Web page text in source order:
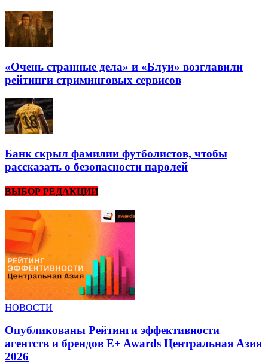
«Очень странные дела» и «Блуи» возглавили
рейтинги стриминговых сервисов
Банк скрыл фамилии футболистов, чтобы
рассказать о безопасности паролей
ВЫБОР РЕДАКЦИИ
НОВОСТИ
Опубликованы Рейтинги эффективности
агентств и брендов E+ Awards Центральная Азия
2026